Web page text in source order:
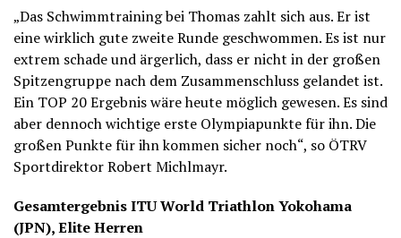
„Das Schwimmtraining bei Thomas zahlt sich aus. Er ist
eine wirklich gute zweite Runde geschwommen. Es ist nur
extrem schade und ärgerlich, dass er nicht in der großen
Spitzengruppe nach dem Zusammenschluss gelandet ist.
Ein TOP 20 Ergebnis wäre heute möglich gewesen. Es sind
aber dennoch wichtige erste Olympiapunkte für ihn. Die
großen Punkte für ihn kommen sicher noch“, so ÖTRV
Sportdirektor Robert Michlmayr.
Gesamtergebnis ITU World Triathlon Yokohama
(JPN), Elite Herren